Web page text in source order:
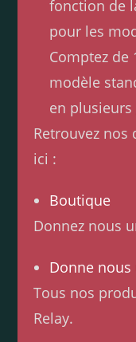
fonction de
pour les
Comptez
modèle
en plusieurs
Retrouvez
ici :
Boutique
Donnez nous
Donne nous
Tous nos
Relay.